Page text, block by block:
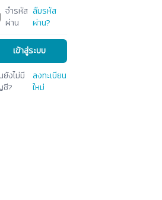
จำรหัส
ผ่าน
ลืมรหัส
ผ่าน?
เข้าสู่ระบบ
งไม่มี
?
ลงทะเบียน
ใหม่